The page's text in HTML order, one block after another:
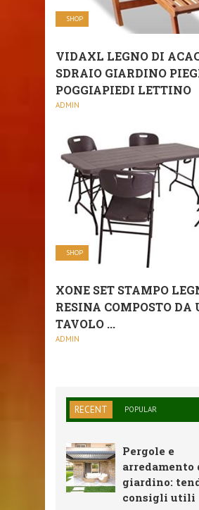
SHOP
VIDAXL LEGNO DI
SDRAIO GIARDINO
POGGIAPIEDI LETTINO
ADMIN
SHOP
XONE SET STAMPO
RESINA COMPOSTO DA
TAVOLO ...
ADMIN
RECENT POPULAR
Pergole e
arredamento
giardino:
consigli utili